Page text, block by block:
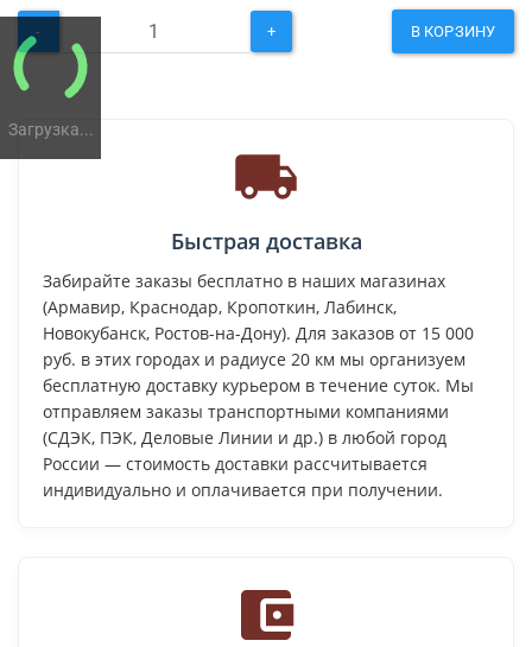
Загрузка...
- + В КОРЗИНУ
Быстрая доставка
Забирайте заказы бесплатно в наших магазинах
(Армавир, Краснодар, Кропоткин, Лабинск,
Новокубанск, Ростов-на-Дону). Для заказов от 15 000
руб. в этих городах и радиусе 20 км мы организуем
бесплатную доставку курьером в течение суток. Мы
отправляем заказы транспортными компаниями
(СДЭК, ПЭК, Деловые Линии и др.) в любой город
России — стоимость доставки рассчитывается
индивидуально и оплачивается при получении.